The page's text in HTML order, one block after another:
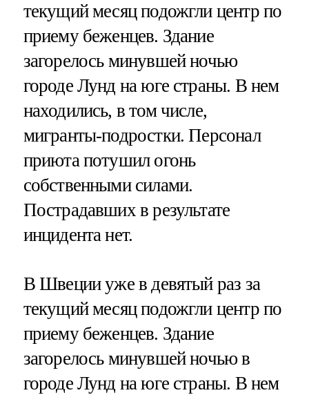
текущий месяц подожгли центр по
приему беженцев. Здание
загорелось минувшей ночью
городе Лунд на юге страны. В нем
находились, в том числе,
мигранты-подростки. Персонал
приюта потушил огонь
собственными силами.
Пострадавших в результате
инцидента нет.
В Швеции уже в девятый раз за
текущий месяц подожгли центр по
приему беженцев. Здание
загорелось минувшей ночью в
городе Лунд на юге страны. В нем